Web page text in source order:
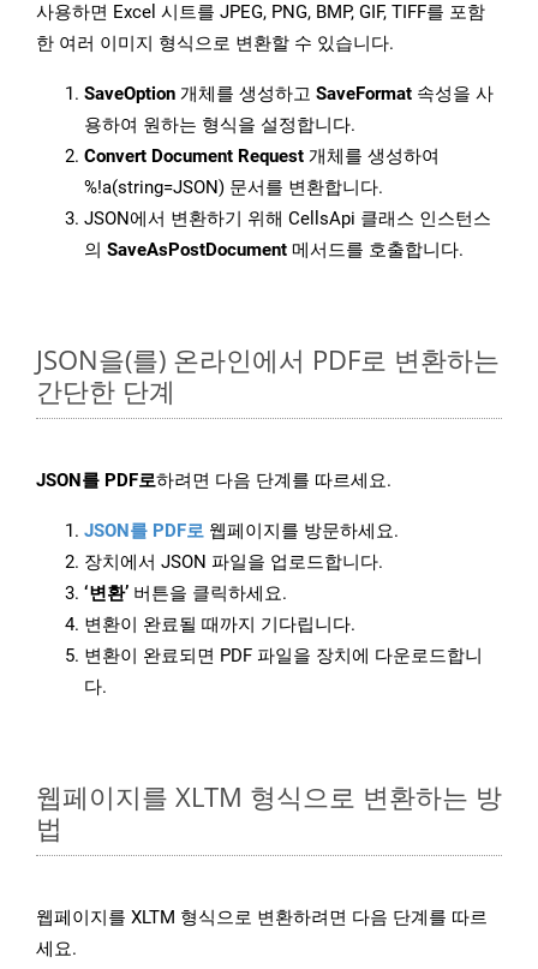
사용하면 Excel 시트를 JPEG, PNG, BMP, GIF, TIFF를 포함
한 여러 이미지 형식으로 변환할 수 있습니다.
SaveOption 개체를 생성하고 SaveFormat 속성을 사
용하여 원하는 형식을 설정합니다.
Convert Document Request 개체를 생성하여
%!a(string=JSON) 문서를 변환합니다.
JSON에서 변환하기 위해 CellsApi 클래스 인스턴스
의 SaveAsPostDocument 메서드를 호출합니다.
JSON을(를) 온라인에서 PDF로 변환하는
간단한 단계
JSON를 PDF로하려면 다음 단계를 따르세요.
JSON를 PDF로 웹페이지를 방문하세요.
장치에서 JSON 파일을 업로드합니다.
‘변환’ 버튼을 클릭하세요.
변환이 완료될 때까지 기다립니다.
변환이 완료되면 PDF 파일을 장치에 다운로드합니
다.
웹페이지를 XLTM 형식으로 변환하는 방
법
웹페이지를 XLTM 형식으로 변환하려면 다음 단계를 따르
세요.